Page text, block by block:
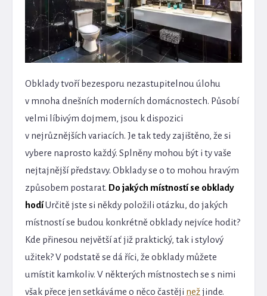
Obklady tvoří bezesporu nezastupitelnou úlohu
v mnoha dnešních moderních domácnostech. Působí
velmi líbivým dojmem, jsou k dispozici
v nejrůznějších variacích. Je tak tedy zajištěno, že si
vybere naprosto každý. Splněny mohou být i ty vaše
nejtajnější představy. Obklady se o to mohou hravým
způsobem postarat. Do jakých místností se obklady
hodíUrčitě jste si někdy položili otázku, do jakých
místností se budou konkrétně obklady nejvíce hodit?
Kde přinesou největší ať již praktický, tak i stylový
užitek? V podstatě se dá říci, že obklady můžete
umístit kamkoliv. V některých místnostech se s nimi
však přece jen setkáváme o něco častěji nežjinde.